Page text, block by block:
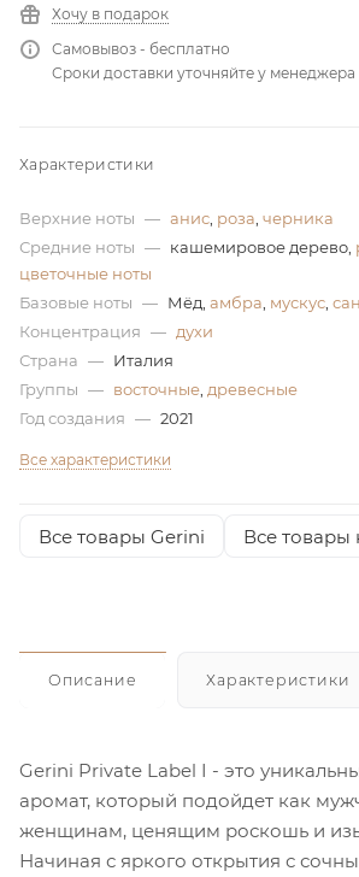
Хочу в подарок
Самовывоз - бесплатно
Сроки доставки уточняйте у менеджера
Характеристики
Верхние ноты — анис роза черника
Средние ноты — кашемировое дерево,
цветочные ноты
Базовые ноты — Мёд, амбра мускус
Концентрация — духи
Страна — Италия
Группы — восточные древесные
Год создания — 2021
Все характеристики
Все товары Gerini Все товары
Описание Характеристики
Gerini Private Label I - это
аромат, который подойдет как
женщинам, ценящим роскошь и
Начиная с яркого открытия с